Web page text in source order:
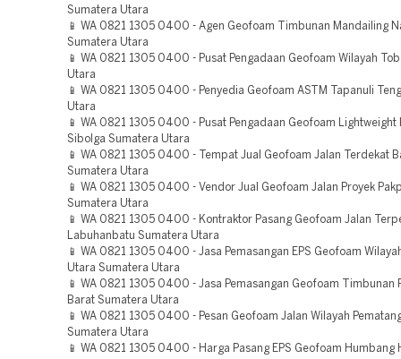
Sumatera Utara
📱 WA 0821 1305 0400 - Agen Geofoam Timbunan Mandailing
Sumatera Utara
📱 WA 0821 1305 0400 - Pusat Pengadaan Geofoam Wilayah
Utara
📱 WA 0821 1305 0400 - Penyedia Geofoam ASTM Tapanuli
Utara
📱 WA 0821 1305 0400 - Pusat Pengadaan Geofoam Lightweight
Sibolga Sumatera Utara
📱 WA 0821 1305 0400 - Tempat Jual Geofoam Jalan Terdekat
Sumatera Utara
📱 WA 0821 1305 0400 - Vendor Jual Geofoam Jalan Proyek
Sumatera Utara
📱 WA 0821 1305 0400 - Kontraktor Pasang Geofoam Jalan
Labuhanbatu Sumatera Utara
📱 WA 0821 1305 0400 - Jasa Pemasangan EPS Geofoam
Utara Sumatera Utara
📱 WA 0821 1305 0400 - Jasa Pemasangan Geofoam Timbunan
Barat Sumatera Utara
📱 WA 0821 1305 0400 - Pesan Geofoam Jalan Wilayah
Sumatera Utara
📱 WA 0821 1305 0400 - Harga Pasang EPS Geofoam Humbang